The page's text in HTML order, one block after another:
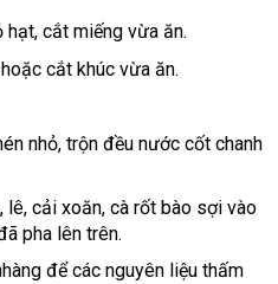
cắt miếng vừa ăn.
cắt khúc vừa ăn.
nhỏ, trộn đều nước cốt chanh
lê, cải xoăn, cà rốt bào sợi vào
pha lên trên.
để các nguyên liệu thấm